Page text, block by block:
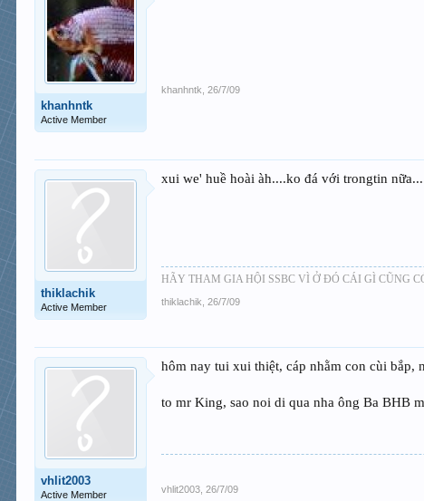
khanhntk
Active Member
khanhntk 26/7/09
thiklachik
Active Member
xui we' huề hoài àh....ko đá với trongtin
HÃY THAM GIA HỘI SSBC VÌ Ở ĐÓ CÁI GÌ CŨNG
thiklachik 26/7/09
vhlit2003
Active Member
hôm nay tui xui thiệt, cáp nhằm con cùi bắp,
to mr King, sao noi di qua nha ông Ba BHB
vhlit2003 26/7/09